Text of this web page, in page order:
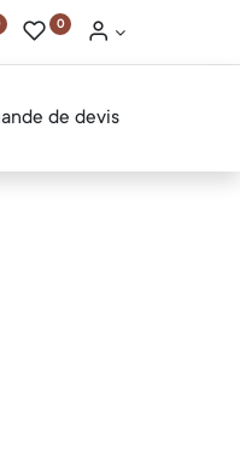
0
de devis